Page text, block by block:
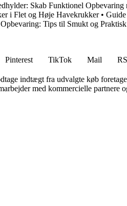
Skab Funktionel Opbevaring
i Flet og Høje Havekrukker•
Tips til Smukt og
Pinterest TikTok Mail
indtægt fra udvalgte køb
med kommercielle